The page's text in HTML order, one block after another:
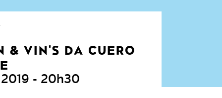
& VIN'S DA CUERO
- 20h30